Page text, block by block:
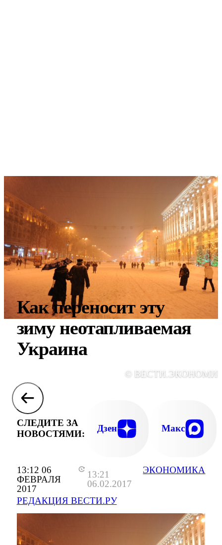
13:12 06
ФЕВРАЛЯ
2017
13:21
06.02.2017
РЕДАКЦИЯ ВЕСТИ.РУ
ЭКОНОМИКА
Как переносит эту
зиму неотапливаемая
Украина
©
СЛЕДИТЕ ЗА
НОВОСТЯМИ:
Дзен Макс